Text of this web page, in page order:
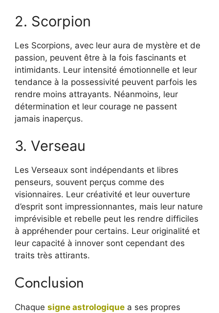
2. Scorpion
Les Scorpions, avec leur aura de mystère et de
passion, peuvent être à la fois fascinants et
intimidants. Leur intensité émotionnelle et leur
tendance à la possessivité peuvent parfois les
rendre moins attrayants. Néanmoins, leur
détermination et leur courage ne passent
jamais inaperçus.
3. Verseau
Les Verseaux sont indépendants et libres
penseurs, souvent perçus comme des
visionnaires. Leur créativité et leur ouverture
d’esprit sont impressionnantes, mais leur nature
imprévisible et rebelle peut les rendre difficiles
à appréhender pour certains. Leur originalité et
leur capacité à innover sont cependant des
traits très attirants.
Conclusion
Chaque signe astrologique a ses propres